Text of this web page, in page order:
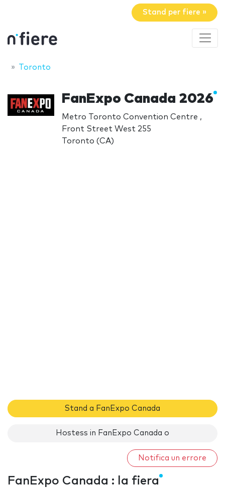
Stand per fiere »
Toronto
FanExpo Canada 2026
Metro Toronto Convention Centre ,
Front Street West 255
Toronto (CA)
Stand a FanExpo Canada
Hostess in FanExpo Canada o
Notifica un errore
FanExpo Canada : la fiera